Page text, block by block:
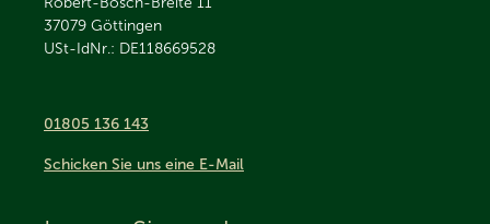
37079 Göttingen
USt-IdNr.: DE118669528
01805 136 143
Schicken Sie uns eine E-Mail